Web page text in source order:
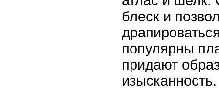
блеск и
популярны
придают
изысканность.